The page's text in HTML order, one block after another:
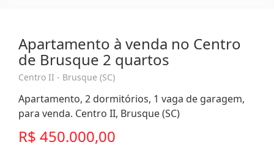
Apartamento à venda no Centro
de Brusque 2 quartos
Centro II - Brusque (SC)
Apartamento, 2 dormitórios, 1 vaga de garagem,
para venda. Centro II, Brusque (SC)
R$ 450.000,00